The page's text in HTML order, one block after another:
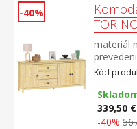
-40%
materiál
montáž
Kód
339,50 €
-40%